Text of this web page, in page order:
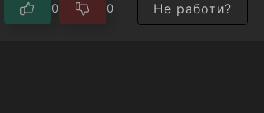
0 0 Не работи?